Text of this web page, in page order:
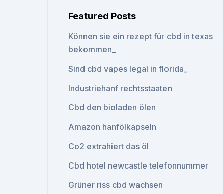
Featured Posts
Können sie ein rezept für cbd in texas
bekommen_
Sind cbd vapes legal in florida_
Industriehanf rechtsstaaten
Cbd den bioladen ölen
Amazon hanfölkapseln
Co2 extrahiert das öl
Cbd hotel newcastle telefonnummer
Grüner riss cbd wachsen